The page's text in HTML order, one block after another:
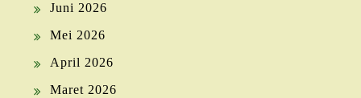
Juni 2026
Mei 2026
April 2026
Maret 2026